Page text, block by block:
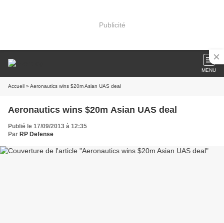
Publicité
MENU
Accueil » Aeronautics wins $20m Asian UAS deal
Aeronautics wins $20m Asian UAS deal
Publié le 17/09/2013 à 12:35
Par RP Defense